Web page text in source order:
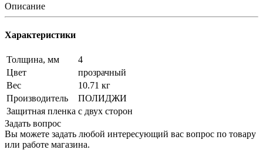
Описание
Характеристики
Толщина, мм
4
Цвет
прозрачный
Вес
10.71 кг
Производитель
ПОЛИДЖИ
Защитная пленка с двух сторон
Задать вопрос
Вы можете задать любой интересующий вас вопрос по товару
или работе магазина.